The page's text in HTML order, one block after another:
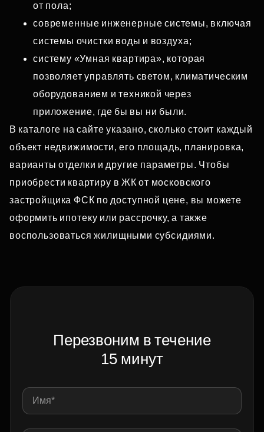
от пола;
современные инженерные системы, включая
системы очистки воды и воздуха;
систему «Умная квартира», которая
позволяет управлять светом, климатическим
оборудованием и техникой через
приложение, где бы вы ни были.
В каталоге на сайте указано, сколько стоит каждый
объект недвижимости, его площадь, планировка,
варианты отделки и другие параметры. Чтобы
приобрести квартиру в ЖК от московского
застройщика ФСК по доступной цене, вы можете
оформить ипотеку или рассрочку, а также
воспользоваться жилищными субсидиями.
Перезвоним в течение
15 минут